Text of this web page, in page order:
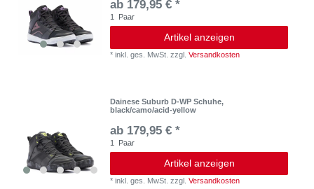
ab 179,95 € *
1 Paar
Artikel anzeigen
*inkl. ges. MwSt. zzgl.Versandkosten
Dainese Suburb D-WP Schuhe,
black/camo/acid-yellow
ab 179,95 € *
1 Paar
Artikel anzeigen
*inkl. ges. MwSt. zzgl.Versandkosten